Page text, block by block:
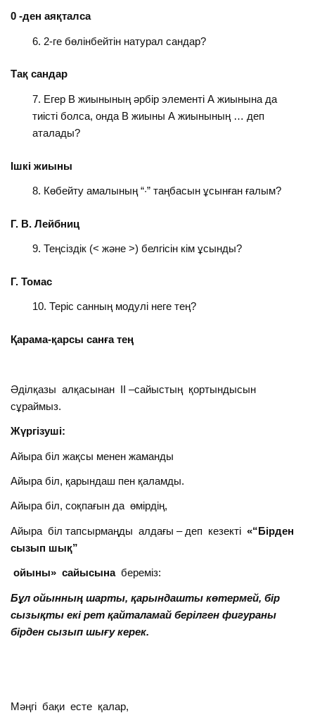
0 -ден аяқталса
2-ге бөлінбейтін натурал сандар?
Тақ сандар
Егер В жиынының әрбір элементі А жиынына да
тиісті болса, онда В жиыны А жиынының … деп
аталады?
Ішкі жиыны
Көбейту амалының “·” таңбасын ұсынған ғалым?
Г. В. Лейбниц
Теңсіздік (< және >) белгісін кім ұсынды?
Г. Томас
Теріс санның модулі неге тең?
Қарама-қарсы санға тең
Әділқазы алқасынан ІІ –сайыстың қортындысын
сұраймыз.
Жүргізуші:
Айыра біл жақсы менен жаманды
Айыра біл, қарындаш пен қаламды.
Айыра біл, соқпағын да өмірдің,
Айыра біл тапсырмаңды алдағы – деп кезекті«“Бірден
сызып шық”
ойыны» сайысынабереміз:
Бұл ойынның шарты, қарындашты көтермей, бір
сызықты екі рет қайталамай берілген фигураны
бірден сызып шығу керек.
Мәңгі бақи есте қалар,